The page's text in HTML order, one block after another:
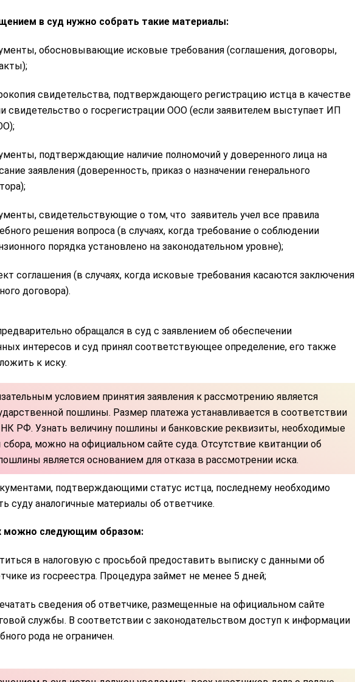
в суд нужно собрать такие материалы:
обосновывающие исковые требования (соглашения, договоры,
свидетельства, подтверждающего регистрацию истца в качестве
свидетельство о госрегистрации ООО (если заявителем выступает ИП
подтверждающие наличие полномочий у доверенного лица на
заявления (доверенность, приказ о назначении генерального
свидетельствующие о том, что заявитель учел все правила
решения вопроса (в случаях, когда требование о соблюдении
порядка установлено на законодательном уровне);
соглашения (в случаях, когда исковые требования касаются заключения
договора).
обращался в суд с заявлением об обеспечении
интересов и суд принял соответствующее определение, его также
к иску.
условием принятия заявления к рассмотрению является
пошлины. Размер платежа устанавливается в соответствии
РФ. Узнать величину пошлины и банковские реквизиты, необходимые
сбора, можно на официальном сайте суда. Отсутствие квитанции об
является основанием для отказа в рассмотрении иска.
подтверждающими статус истца, последнему необходимо
суду аналогичные материалы об ответчике.
можно следующим образом:
в налоговую с просьбой предоставить выписку с данными об
из госреестра. Процедура займет не менее 5 дней;
сведения об ответчике, размещенные на официальном сайте
службы. В соответствии с законодательством доступ к информации
рода не ограничен.